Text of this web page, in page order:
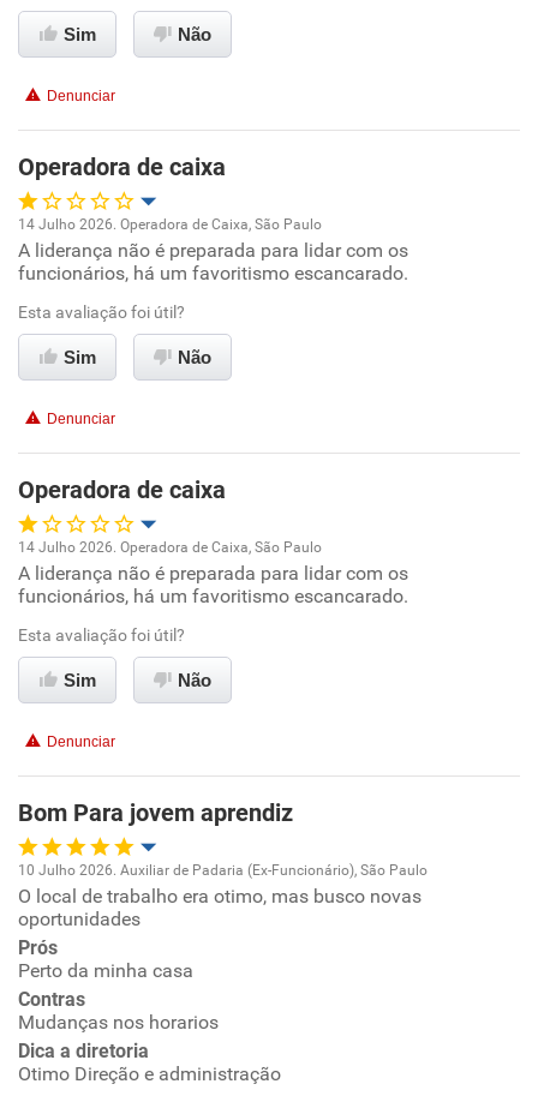
Conciliação com a vida familiar
Não recomenda esta empresa
Não recomenda a diretoria
Sim Não
Denunciar
Operadora de caixa
Oportunidade de promoção
Ambiente de trabalho
Conciliação com a vida familiar
Não recomenda esta empresa
Não recomenda a diretoria
14 Julho 2026. Operadora de Caixa, São Paulo
A liderança não é preparada para lidar com os
funcionários, há um favoritismo escancarado.
Esta avaliação foi útil?
Sim Não
Denunciar
Operadora de caixa
Oportunidade de promoção
Ambiente de trabalho
Conciliação com a vida familiar
Não recomenda esta empresa
Não recomenda a diretoria
14 Julho 2026. Operadora de Caixa, São Paulo
A liderança não é preparada para lidar com os
funcionários, há um favoritismo escancarado.
Esta avaliação foi útil?
Sim Não
Denunciar
Bom Para jovem aprendiz
Oportunidade de promoção
Ambiente de trabalho
Conciliação com a vida familiar
Benefícios
10 Julho 2026. Auxiliar de Padaria (Ex-Funcionário), São Paulo
O local de trabalho era otimo, mas busco novas
oportunidades
Prós
Perto da minha casa
Contras
Mudanças nos horarios
Dica a diretoria
Otimo Direção e administração